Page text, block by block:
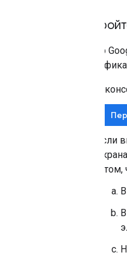
Сервер
В
Если
о том,
В